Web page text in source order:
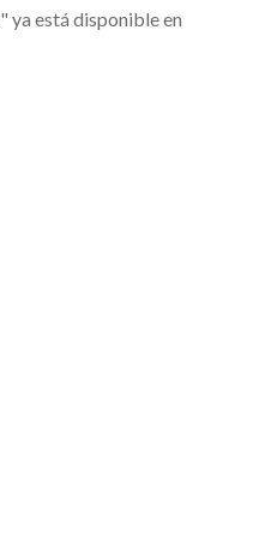
" ya está disponible en